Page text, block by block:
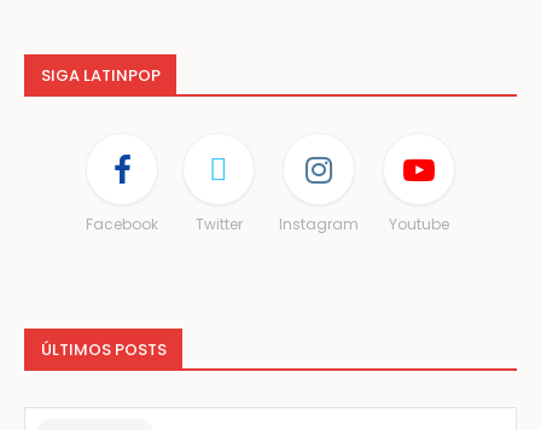
SIGA LATINPOP
Facebook Twitter Instagram Youtube
ÚLTIMOS POSTS